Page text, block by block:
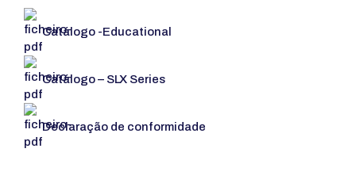
Catálogo -Educational
Catálogo – SLX Series
Declaração de conformidade